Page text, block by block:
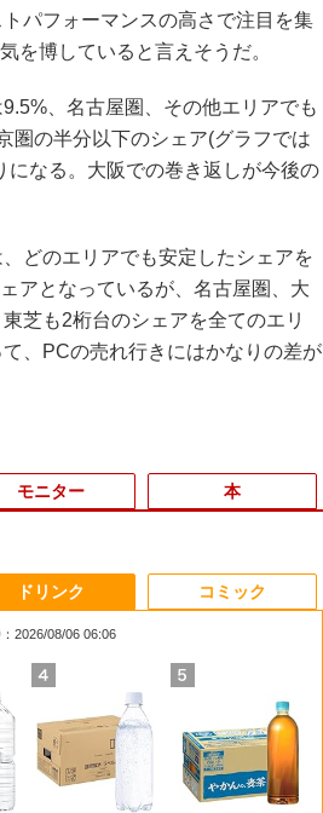
パフォーマンスの高さで注目を集
を博していると言えそうだ。
、名古屋圏、その他エリアでも
圏の半分以下のシェア(グラフでは
なる。大阪での巻き返しが今後の
どのエリアでも安定したシェアを
アとなっているが、名古屋圏、大
芝も2桁台のシェアを全てのエリ
、PCの売れ行きにはかなりの差が
中
チ
【1500円OFFクーポ
ン】【タッチパネル
&WEBカメラ搭載】ノ
ートパソコン 2in1 タ
5
【中古】【モニターに
ムラあり・激安ご奉
仕】 ノートパソコン /
DELL Latitude 3520 /
間
デ
第
リ
【ポイント10倍】美品
HP 400 G6 SF 9世代
Core i5 9500 メモリ
8GB 16GB 32GB 新品
5
「楽天ランキング1
位」 デスクトップパソ
コン Windows11
Office付き パソコン 新
モニター
ニ
タ
モバイルモニター 15.6
インチ InnoView モバ
イルディスプレイ 自立
型 1920*1080 FHD ポー
5
モバイルモニター 10.5
インチ FHD1280P モバ
イルディスプレイ 高輝
度400nits 100%sRGB
本
特
ク
哉 ]
自分の思いを言葉にす
る こどもアウトプット
図鑑 [ 樺沢 紫苑 ]
5
SWAN-白鳥ー完結記念
プレミアムセット [ 有
吉 京子 ]
ドリンク
2026/08/06 06:06
コミック